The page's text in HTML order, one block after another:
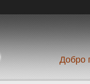
Добро